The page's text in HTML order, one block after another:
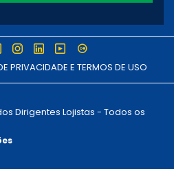
PRIVACIDADE E TERMOS DE USO
Dirigentes Lojistas - Todos os